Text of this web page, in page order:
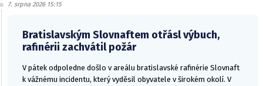
7. srpna 2026 15:15
Bratislavským Slovnaftem otřásl výbuch,
rafinérii zachvátil požár
V pátek odpoledne došlo v areálu bratislavské rafinérie Slovnaft
k vážnému incidentu, který vyděsil obyvatele v širokém okolí. V